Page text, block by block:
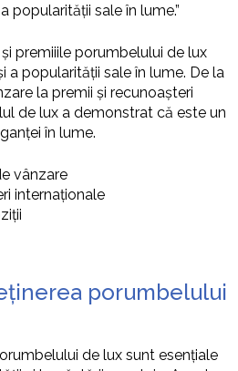
popularității sale în lume.”
premiiile porumbelului de lux
a popularității sale în lume. De la
la premii și recunoașteri
de lux a demonstrat că este un
în lume.
vânzare
internaționale
porumbelului
de lux sunt esențiale